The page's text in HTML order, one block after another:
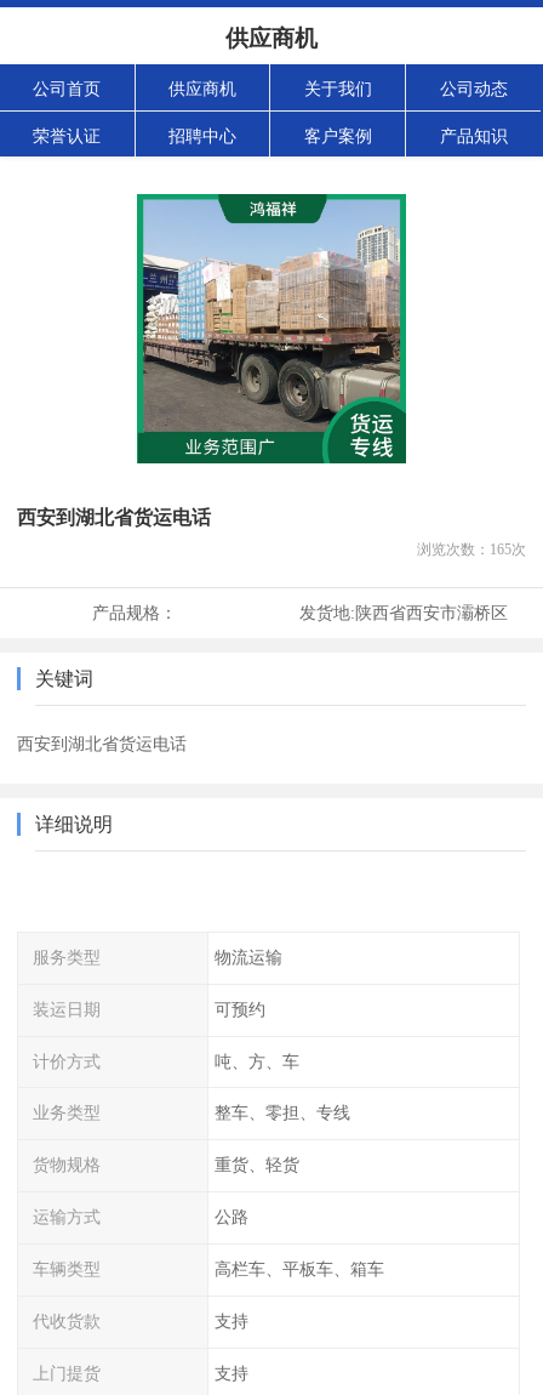
供应商机
公司首页 供应商机 关于我们 公司动态
荣誉认证 招聘中心 客户案例 产品知识
西安到湖北省货运电话
浏览次数： 165次
产品规格： 发货地:陕西省西安市灞桥区
关键词
西安到湖北省货运电话
详细说明
服务类型 物流运输
装运日期 可预约
计价方式 吨、方、车
业务类型 整车、零担、专线
货物规格 重货、轻货
运输方式 公路
车辆类型 高栏车、平板车、箱车
代收货款 支持
上门提货 支持